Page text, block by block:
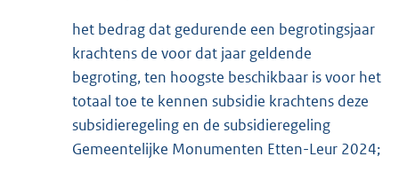
het bedrag dat gedurende een begrotingsjaar
krachtens de voor dat jaar geldende
begroting, ten hoogste beschikbaar is voor het
totaal toe te kennen subsidie krachtens deze
subsidieregeling en de subsidieregeling
Gemeentelijke Monumenten Etten-Leur 2024;